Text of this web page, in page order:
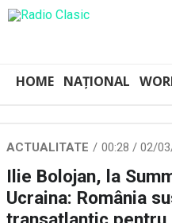
HOME NAȚIONAL
ACTUALITATE 00:28 / 02/
Ilie Bolojan, la
Ucraina: România